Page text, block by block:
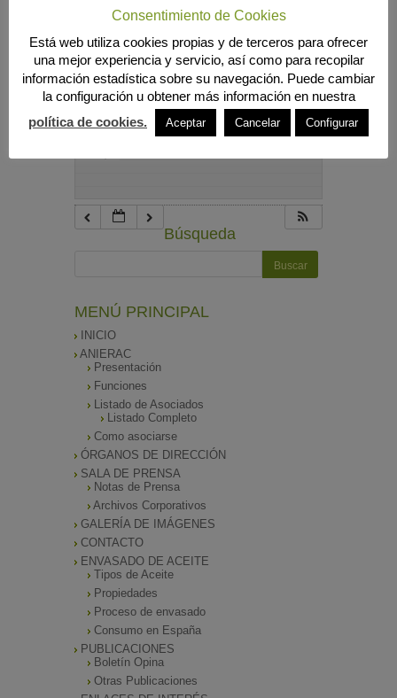
9:00 pm
10:00 pm
Búsqueda
MENÚ PRINCIPAL
INICIO
ANIERAC
Presentación
Funciones
Listado de Asociados
Listado Completo
Como asociarse
ÓRGANOS DE DIRECCIÓN
SALA DE PRENSA
Notas de Prensa
Archivos Corporativos
GALERÍA DE IMÁGENES
CONTACTO
ENVASADO DE ACEITE
Tipos de Aceite
Propiedades
Proceso de envasado
Consumo en España
PUBLICACIONES
Boletín Opina
Otras Publicaciones
Consentimiento de Cookies
Está web utiliza cookies propias y de terceros para ofrecer
una mejor experiencia y servicio, así como para recopilar
información estadística sobre su navegación. Puede cambiar
la configuración u obtener más información en nuestra
política de cookies.
Aceptar Cancelar Configurar